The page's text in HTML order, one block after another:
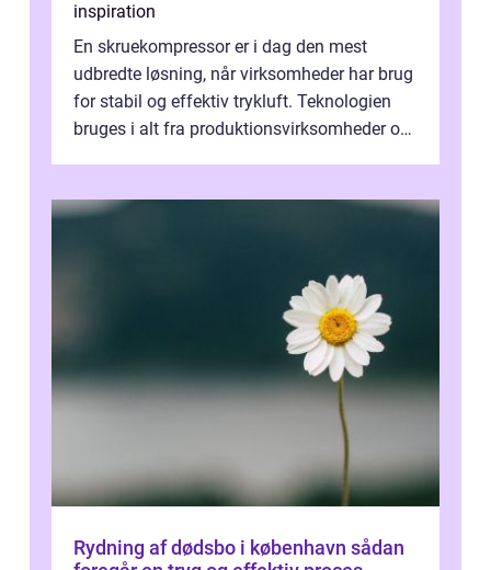
inspiration
En skruekompressor er i dag den mest
udbredte løsning, når virksomheder har brug
for stabil og effektiv trykluft. Teknologien
bruges i alt fra produktionsvirksomheder og
Rydning af dødsbo i københavn sådan